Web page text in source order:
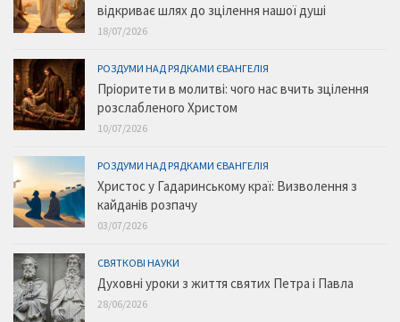
відкриває шлях до зцілення нашої душі
18/07/2026
РОЗДУМИ НАД РЯДКАМИ ЄВАНГЕЛІЯ
Пріоритети в молитві: чого нас вчить зцілення
розслабленого Христом
10/07/2026
РОЗДУМИ НАД РЯДКАМИ ЄВАНГЕЛІЯ
Христос у Гадаринському краї: Визволення з
кайданів розпачу
03/07/2026
СВЯТКОВІ НАУКИ
Духовні уроки з життя святих Петра і Павла
28/06/2026